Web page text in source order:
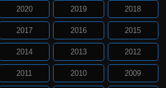
2020 2019 2018
2017 2016 2015
2014 2013 2012
2011 2010 2009